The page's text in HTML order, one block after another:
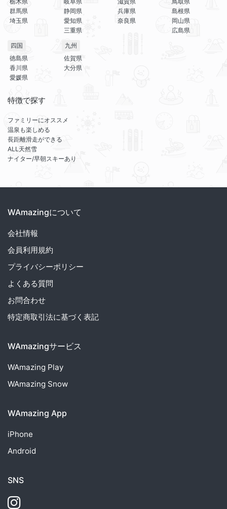
群馬県
埼玉県
静岡県
愛知県
三重県
兵庫県
奈良県
島根県
岡山県
広島県
四国
徳島県
香川県
愛媛県
九州
佐賀県
大分県
特徴で探す
ファミリーにオススメ
温泉も楽しめる
長距離滑走ができる
ALL天然雪
ナイター/早朝スキーあり
WAmazingについて
会社情報
会員利用規約
プライバシーポリシー
よくある質問
お問合わせ
特定商取引法に基づく表記
WAmazingサービス
WAmazing Play
WAmazing Snow
WAmazing App
iPhone
Android
SNS